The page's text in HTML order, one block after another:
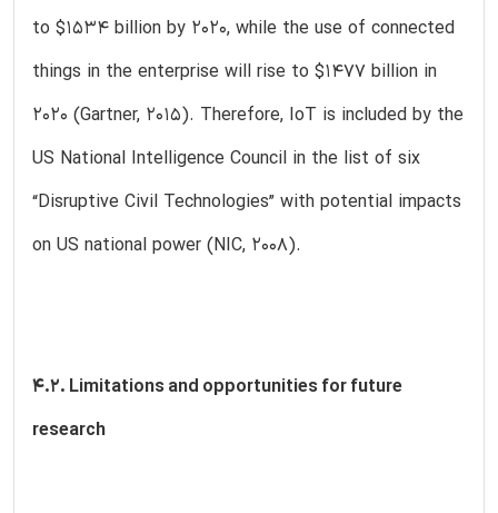
to $1534 billion by 2020, while the use of connected
things in the enterprise will rise to $1477 billion in
2020 (Gartner, 2015). Therefore, IoT is included by the
US National Intelligence Council in the list of six
“Disruptive Civil Technologies” with potential impacts
on US national power (NIC, 2008).
4.2. Limitations and opportunities for future
research